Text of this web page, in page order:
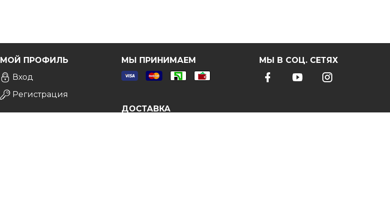
МОЙ ПРОФИЛЬ
Вход
Регистрация
МЫ ПРИНИМАЕМ
ДОСТАВКА
МЫ В СОЦ. СЕТЯХ